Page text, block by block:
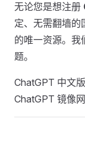
无论您是想注册
定、无需翻墙的
的唯一资源。我
题。
ChatGPT 中文版
ChatGPT 镜像网